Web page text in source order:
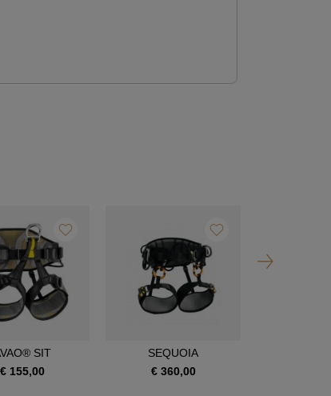
SIT
€ 155,00
SEQUOIA
€ 360,00